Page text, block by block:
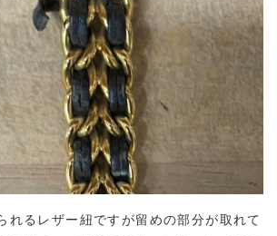
れるレザー紐ですが留めの部分が取れて